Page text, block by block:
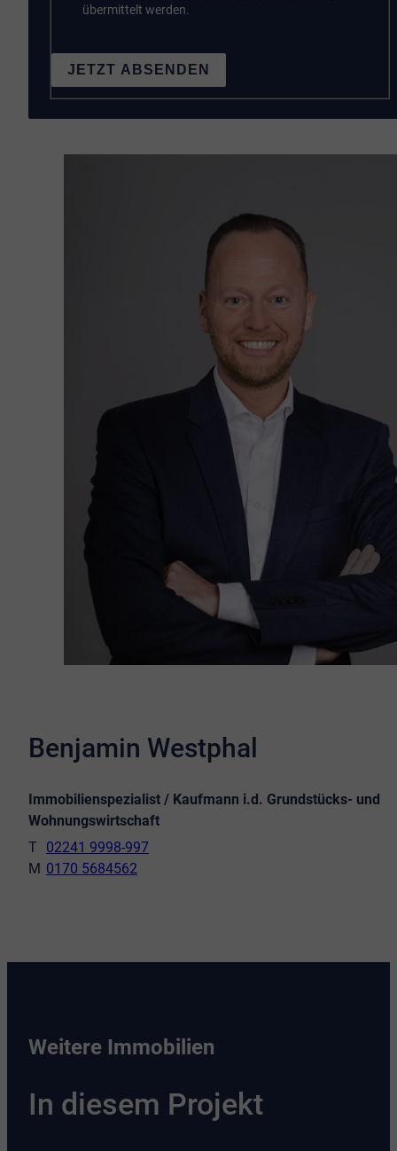
übermittelt werden.
JETZT ABSENDEN
Benjamin Westphal
Immobilienspezialist / Kaufmann i.d. Grundstücks- und
Wohnungswirtschaft
02241 9998-997
0170 5684562
Weitere Immobilien
In diesem Projekt